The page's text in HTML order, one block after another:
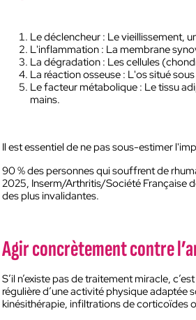
Le déclencheur : Le vieillissement,
L'inflammation : La membrane
La dégradation : Les cellules
La réaction osseuse : L'os situé
Le facteur métabolique : Le tissu
mains.
Il est essentiel de ne pas sous-estimer
90 % des personnes qui souffrent de
2025, Inserm/Arthritis/Société Française
des plus invalidantes.
Agir concrètement contre
S’il n’existe pas de traitement miracle,
régulière d’une activité physique
kinésithérapie, infiltrations de corticoïdes